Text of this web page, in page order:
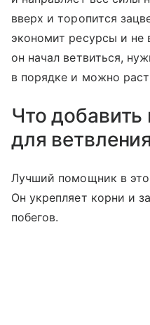
вверх и торопится
экономит ресурсы и не
он начал ветвиться,
в порядке и можно
Что добавить
для ветвления
Лучший помощник в
Он укрепляет корни и
побегов.